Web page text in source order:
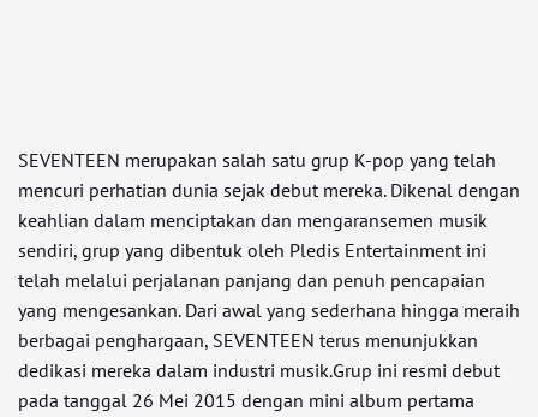
SEVENTEEN merupakan salah satu grup K-pop yang telah
mencuri perhatian dunia sejak debut mereka. Dikenal dengan
keahlian dalam menciptakan dan mengaransemen musik
sendiri, grup yang dibentuk oleh Pledis Entertainment ini
telah melalui perjalanan panjang dan penuh pencapaian
yang mengesankan. Dari awal yang sederhana hingga meraih
berbagai penghargaan, SEVENTEEN terus menunjukkan
dedikasi mereka dalam industri musik.Grup ini resmi debut
pada tanggal 26 Mei 2015 dengan mini album pertama